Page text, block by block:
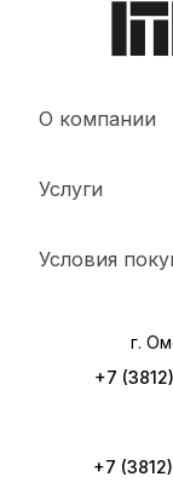
О компании
Услуги
Условия
г.
+7
+7